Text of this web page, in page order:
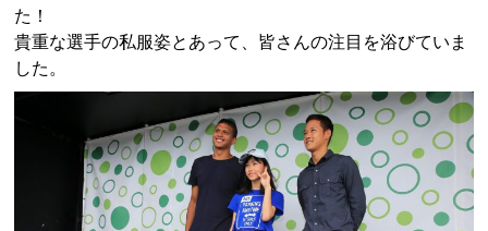
た！
貴重な選手の私服姿とあって、皆さんの注目を浴びていま
した。